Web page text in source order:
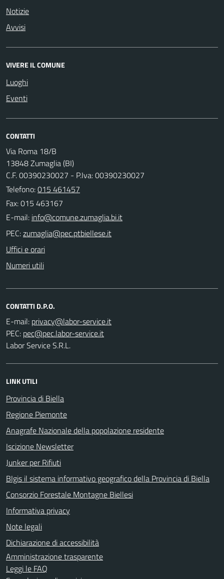
Notizie
Avvisi
VIVERE IL COMUNE
Luoghi
Eventi
CONTATTI
Via Roma 18/B
13848 Zumaglia (BI)
C.F. 00390230027 - P.Iva: 00390230027
Telefono:015 461457
Fax: 015 463167
E-mail:
PEC:
Uffici e orari
Numeri utili
CONTATTI D.P.O.
E-mail:
PEC:
Labor Service S.R.L.
LINK UTILI
Provincia di Biella
Regione Piemonte
Anagrafe Nazionale della popolazione residente
Iscizione Newsletter
Junker per Rifiuti
BIgis il sistema informativo geografico della Provincia di Biella
Consorzio Forestale Montagne Biellesi
Informativa privacy
Note legali
Dichiarazione di accessibilità
Amministrazione trasparente
Leggi le FAQ